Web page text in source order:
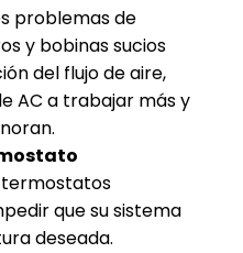
problemas de
y bobinas sucios
del flujo de aire,
AC a trabajar más y
que su sistema
deseada.